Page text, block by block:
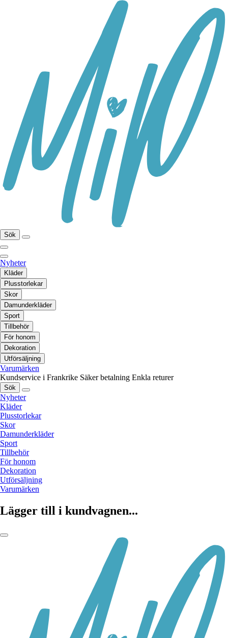
Sök
Nyheter
Kläder
Plusstorlekar
Skor
Damunderkläder
Sport
Tillbehör
För honom
Dekoration
Utförsäljning
Varumärken
Kundservice i Frankrike Säker betalning Enkla returer
Sök
Nyheter
Kläder
Plusstorlekar
Skor
Damunderkläder
Sport
Tillbehör
För honom
Dekoration
Utförsäljning
Varumärken
Lägger till i kundvagnen...